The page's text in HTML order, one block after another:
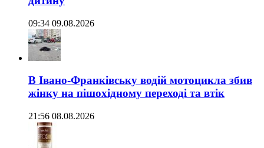
09:34 09.08.2026
В Івано-Франківську водій мотоцикла збив
жінку на пішохідному переході та втік
21:56 08.08.2026